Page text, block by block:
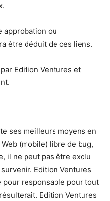
approbation ou
être déduit de ces liens.
Edition Ventures et
ses meilleurs moyens en
(mobile) libre de bug,
il ne peut pas être exclu
Edition Ventures
responsable pour tout
Edition Ventures